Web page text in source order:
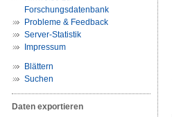
Forschungsdatenbank
Probleme & Feedback
Server-Statistik
Impressum
Blättern
Suchen
Daten exportieren